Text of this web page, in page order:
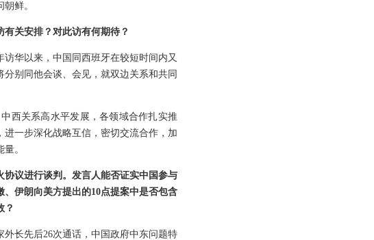
鲜。
关安排？对此访有何期待？
华以来，中国同西班牙在较短时间内又
别同他会谈、会见，就双边关系和共同
西关系高水平发展，各领域合作扎实推
一步深化战略互信，密切交流合作，加
。
议进行谈判。发言人能否证实中国参与
伊朗向美方提出的10点提案中是否包含
？
长先后26次通话，中国政府中东问题特